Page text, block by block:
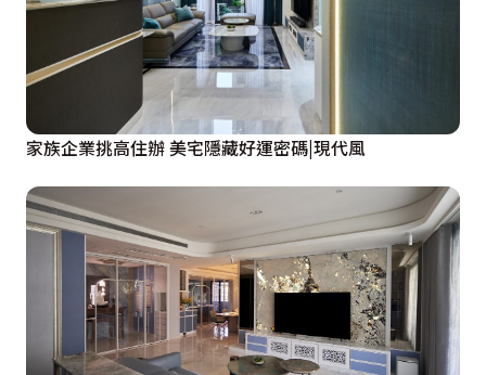
家族企業挑高住辦 美宅隱藏好運密碼|現代風